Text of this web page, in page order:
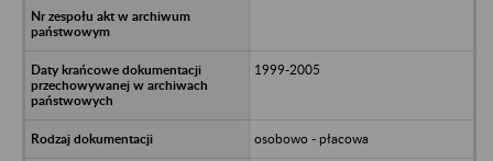
1999-2005
osobowo - płacowa